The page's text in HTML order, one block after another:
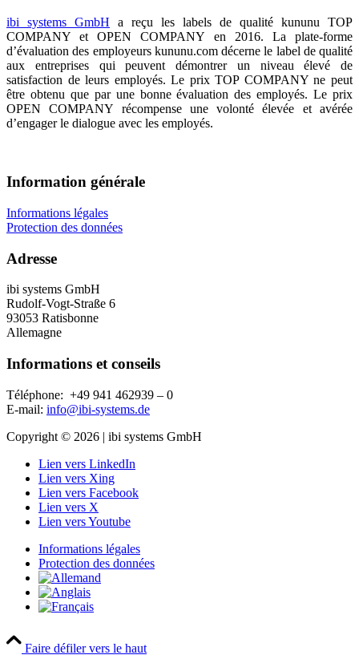
ibi systems GmbH a reçu les labels de qualité kununu TOP
COMPANY et OPEN COMPANY en 2016. La plate-forme
d’évaluation des employeurs kununu.com décerne le label de qualité
aux entreprises qui peuvent démontrer un niveau élevé de
satisfaction de leurs employés. Le prix TOP COMPANY ne peut
être obtenu que par une bonne évaluation des employés. Le prix
OPEN COMPANY récompense une volonté élevée et avérée
d’engager le dialogue avec les employés.
Information générale
Informations légales
Protection des données
Adresse
ibi systems GmbH
Rudolf-Vogt-Straße 6
93053 Ratisbonne
Allemagne
Informations et conseils
Téléphone: +49 941 462939 – 0
E-mail: info@ibi-systems.de
Copyright © 2026 | ibi systems GmbH
Lien vers LinkedIn
Lien vers Xing
Lien vers Facebook
Lien vers X
Lien vers Youtube
Informations légales
Protection des données
Faire défiler vers le haut